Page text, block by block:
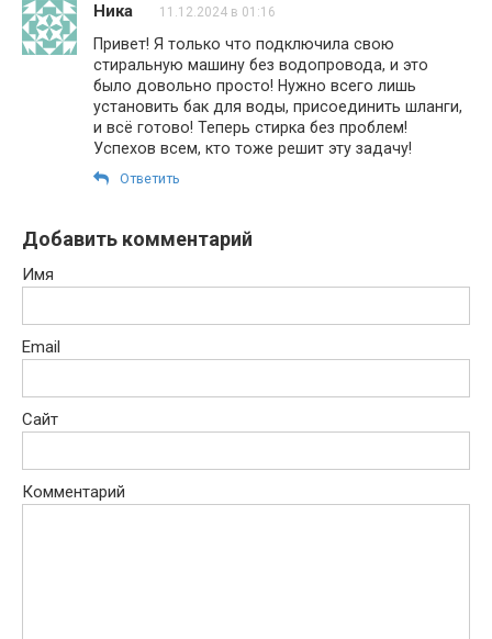
Ника 11.12.2024 в 01:16
Привет! Я только что подключила свою
стиральную машину без водопровода, и это
было довольно просто! Нужно всего лишь
установить бак для воды, присоединить шланги,
и всё готово! Теперь стирка без проблем!
Успехов всем, кто тоже решит эту задачу!
Ответить
Добавить комментарий
Имя
Email
Сайт
Комментарий